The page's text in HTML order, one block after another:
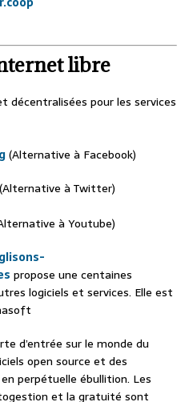
libre
décentralisées pour les services
(Alternative à Facebook)
(Alternative à Twitter)
à Youtube)
propose une centaines
logiciels et services. Elle est
d’entrée sur le monde du
open source et des
perpétuelle ébullition. Les
et la gratuité sont